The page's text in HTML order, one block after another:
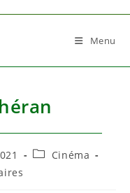
Menu
PostCinéma